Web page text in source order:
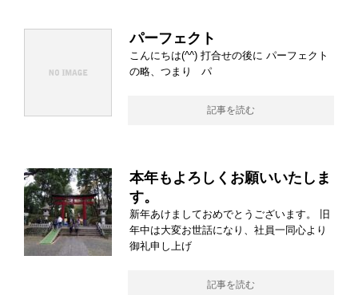
パーフェクト
こんにちは(^^) 打合せの後に パーフェクト
の略、つまり パ
記事を読む
本年もよろしくお願いいたしま
す。
新年あけましておめでとうございます。 旧
年中は大変お世話になり、社員一同心より
御礼申し上げ
記事を読む